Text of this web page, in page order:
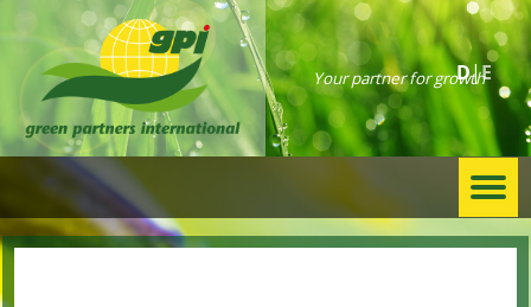
Your partner for growth
D E